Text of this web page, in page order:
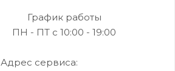
График работы
ПН - ПТ с 10:00 - 19:00
Адрес сервиса: